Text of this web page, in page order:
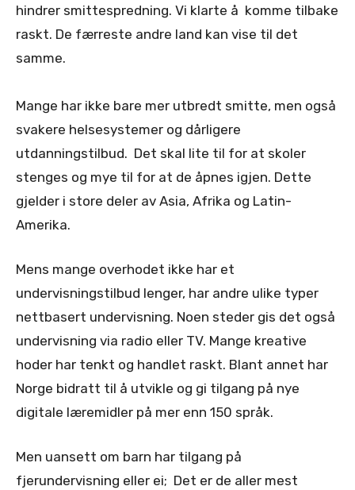
hindrer smittespredning. Vi klarte å komme tilbake
raskt. De færreste andre land kan vise til det
samme.
Mange har ikke bare mer utbredt smitte, men også
svakere helsesystemer og dårligere
utdanningstilbud. Det skal lite til for at skoler
stenges og mye til for at de åpnes igjen. Dette
gjelder i store deler av Asia, Afrika og Latin-
Amerika.
Mens mange overhodet ikke har et
undervisningstilbud lenger, har andre ulike typer
nettbasert undervisning. Noen steder gis det også
undervisning via radio eller TV. Mange kreative
hoder har tenkt og handlet raskt. Blant annet har
Norge bidratt til å utvikle og gi tilgang på nye
digitale læremidler på mer enn 150 språk.
Men uansett om barn har tilgang på
fjerundervisning eller ei; Det er de aller mest